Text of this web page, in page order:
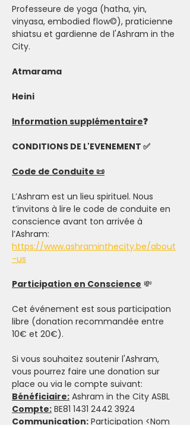
Professeure de yoga (hatha, yin,
vinyasa, embodied flow©), praticienne
shiatsu et gardienne de l'Ashram in the
City.
Atmarama
Heini
Information supplémentaire❓
CONDITIONS DE L'EVENEMENT ✅
Code de Conduite 📜
L’Ashram est un lieu spirituel. Nous
t’invitons à lire le code de conduite en
conscience avant ton arrivée à
l’Ashram:
https://www.ashraminthecity.be/about
-us
Participation en Conscience 💸
Cet événement est sous participation
libre (donation recommandée entre
10€ et 20€).
Si vous souhaitez soutenir l'Ashram,
vous pourrez faire une donation sur
place ou via le compte suivant:
Bénéficiaire: Ashram in the City ASBL
Compte: BE81 1431 2442 3924
Communication: Participation <Nom